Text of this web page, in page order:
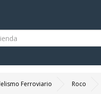
Ferroviario Roco